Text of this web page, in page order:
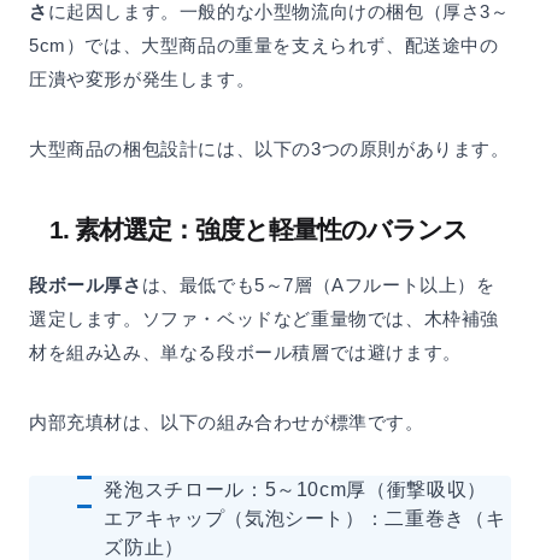
さ に起因します。一般的な小型物流向けの梱包（厚さ3～
5cm）では、大型商品の重量を支えられず、配送途中の
圧潰や変形が発生します。
大型商品の梱包設計には、以下の3つの原則があります。
1. 素材選定：強度と軽量性のバランス
段ボール厚さ は、最低でも5～7層（Aフルート以上）を
選定します。ソファ・ベッドなど重量物では、木枠補強
材を組み込み、単なる段ボール積層では避けます。
内部充填材は、以下の組み合わせが標準です。
発泡スチロール：5～10cm厚（衝撃吸収）
エアキャップ（気泡シート）：二重巻き（キ
ズ防止）